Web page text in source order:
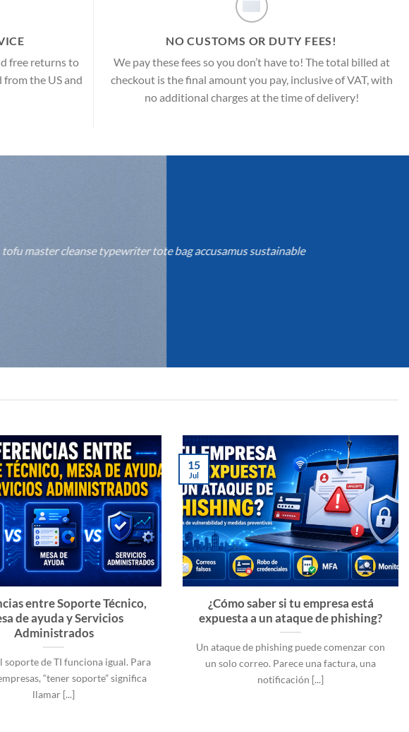
free returns to
the US and
NO CUSTOMS OR DUTY FEES!
We pay these fees so you don’t have to! The total billed at
checkout is the final amount you pay, inclusive of VAT, with
no additional charges at the time of delivery!
master cleanse typewriter tote bag accusamus sustainable
entre Soporte Técnico,
de ayuda y Servicios
Administrados
soporte de TI funciona igual. Para
“tener soporte” significa
llamar [...]
¿Cómo saber si tu empresa está
expuesta a un ataque de phishing?
Un ataque de phishing puede comenzar con
un solo correo. Parece una factura, una
notificación [...]
15
Jul